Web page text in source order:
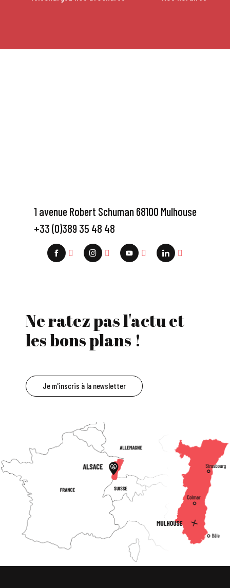
1 avenue Robert Schuman 68100 Mulhouse
+33 (0)389 35 48 48
Ne ratez pas l'actu et
les bons plans !
Je m'inscris à la newsletter